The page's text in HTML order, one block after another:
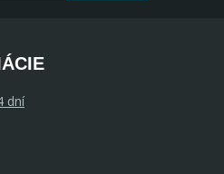
dní